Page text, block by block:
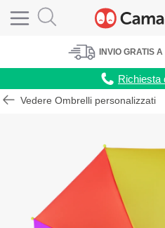
INVIO GRATIS A
Richiesta
Vedere Ombrelli personalizzati